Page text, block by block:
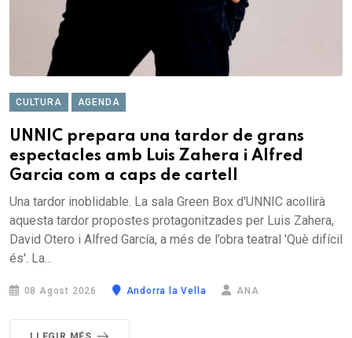
CULTURA AGENDA
UNNIC prepara una tardor de grans
espectacles amb Luis Zahera i Alfred
Garcia com a caps de cartell
Una tardor inoblidable. La sala Green Box d'UNNIC acollirà
aquesta tardor propostes protagonitzades per Luis Zahera,
David Otero i Alfred García, a més de l’obra teatral 'Què difícil
és'. La...
08 Agost 2026 Andorra la Vella ANA